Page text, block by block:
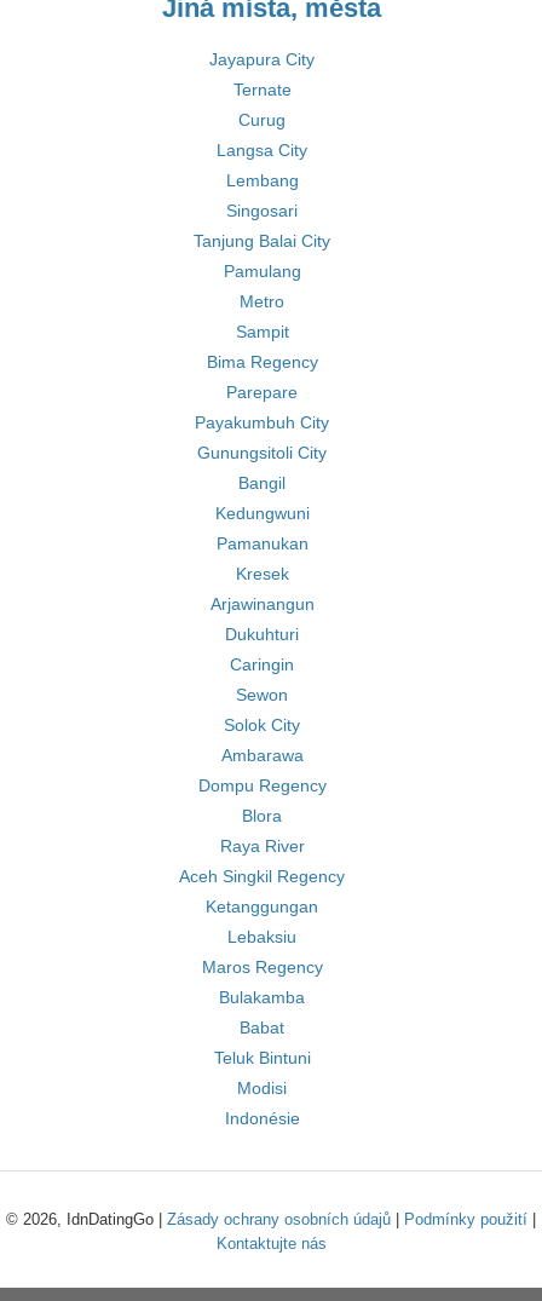
Jiná místa, města
Jayapura City
Ternate
Curug
Langsa City
Lembang
Singosari
Tanjung Balai City
Pamulang
Metro
Sampit
Bima Regency
Parepare
Payakumbuh City
Gunungsitoli City
Bangil
Kedungwuni
Pamanukan
Kresek
Arjawinangun
Dukuhturi
Caringin
Sewon
Solok City
Ambarawa
Dompu Regency
Blora
Raya River
Aceh Singkil Regency
Ketanggungan
Lebaksiu
Maros Regency
Bulakamba
Babat
Teluk Bintuni
Modisi
Indonésie
© 2026, IdnDatingGo | Zásady ochrany osobních údajů Podmínky použití
Kontaktujte nás